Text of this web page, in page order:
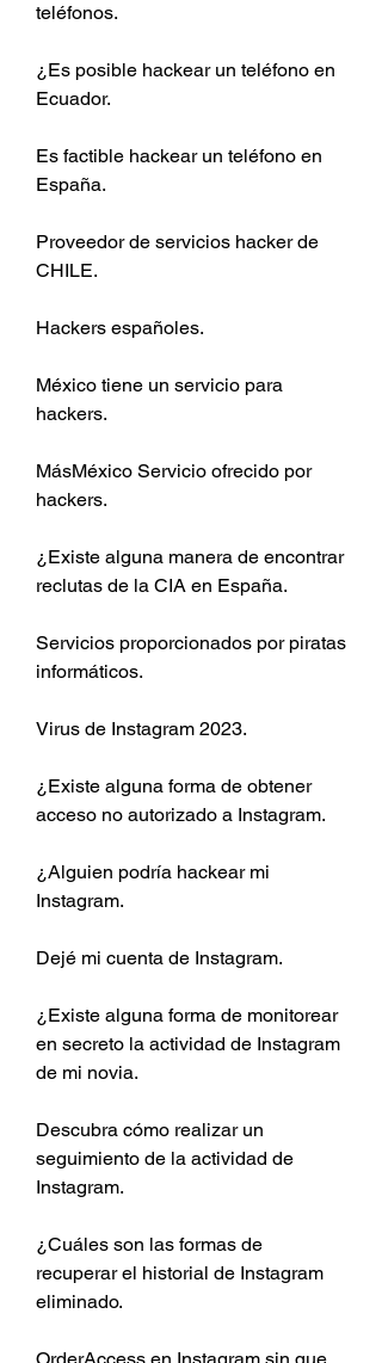
teléfonos.
¿Es posible hackear un teléfono en
Ecuador.
Es factible hackear un teléfono en
España.
Proveedor de servicios hacker de
CHILE.
Hackers españoles.
México tiene un servicio para
hackers.
MásMéxico Servicio ofrecido por
hackers.
¿Existe alguna manera de encontrar
reclutas de la CIA en España.
Servicios proporcionados por piratas
informáticos.
Virus de Instagram 2023.
¿Existe alguna forma de obtener
acceso no autorizado a Instagram.
¿Alguien podría hackear mi
Instagram.
Dejé mi cuenta de Instagram.
¿Existe alguna forma de monitorear
en secreto la actividad de Instagram
de mi novia.
Descubra cómo realizar un
seguimiento de la actividad de
Instagram.
¿Cuáles son las formas de
recuperar el historial de Instagram
eliminado.